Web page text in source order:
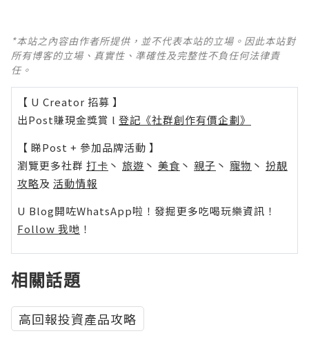
*本站之內容由作者所提供，並不代表本站的立場。因此本站對
所有博客的立場、真實性、準確性及完整性不負任何法律責
任。
【 U Creator 招募 】
出Post賺現金獎賞 l 登記《社群創作有價企劃》
【 睇Post + 參加品牌活動 】
瀏覽更多社群 打卡 丶 旅遊 丶 美食 丶 親子 丶 寵物 丶 扮靚
攻略及 活動情報
U Blog開咗WhatsApp啦！發掘更多吃喝玩樂資訊！
Follow 我哋 ！
相關話題
高回報投資產品攻略